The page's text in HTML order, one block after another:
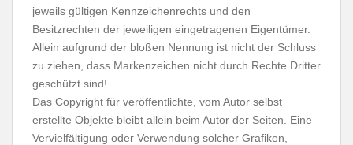
jeweils gültigen Kennzeichenrechts und den
Besitzrechten der jeweiligen eingetragenen Eigentümer.
Allein aufgrund der bloßen Nennung ist nicht der Schluss
zu ziehen, dass Markenzeichen nicht durch Rechte Dritter
geschützt sind!
Das Copyright für veröffentlichte, vom Autor selbst
erstellte Objekte bleibt allein beim Autor der Seiten. Eine
Vervielfältigung oder Verwendung solcher Grafiken,